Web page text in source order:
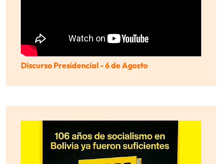
Discurso Presidencial - 6 de Agosto